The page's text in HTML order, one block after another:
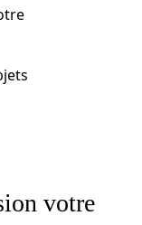
votre